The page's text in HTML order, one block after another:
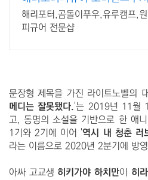
해리포터,곰돌이푸우,유루캠프,
피규어 전문샵
문장형 제목을 가진 라이트노벨의
메디는 잘못됐다.'는 2019년 11월
고, 동명의 소설을 기반으로 한 애
1기와 2기에 이어 '역시 내 청춘 러
라는 이름으로 2020년 2분기에 방
아싸 고교생 히키가야 하치만이 히